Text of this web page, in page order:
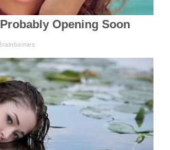
Opening Soon